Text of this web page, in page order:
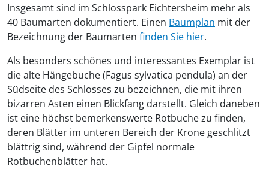
Insgesamt sind im Schlosspark Eichtersheim mehr als
40 Baumarten dokumentiert. Einen Baumplan mit der
Bezeichnung der Baumarten finden Sie hier.
Als besonders schönes und interessantes Exemplar ist
die alte Hängebuche (Fagus sylvatica pendula) an der
Südseite des Schlosses zu bezeichnen, die mit ihren
bizarren Ästen einen Blickfang darstellt. Gleich daneben
ist eine höchst bemerkenswerte Rotbuche zu finden,
deren Blätter im unteren Bereich der Krone geschlitzt
blättrig sind, während der Gipfel normale
Rotbuchenblätter hat.